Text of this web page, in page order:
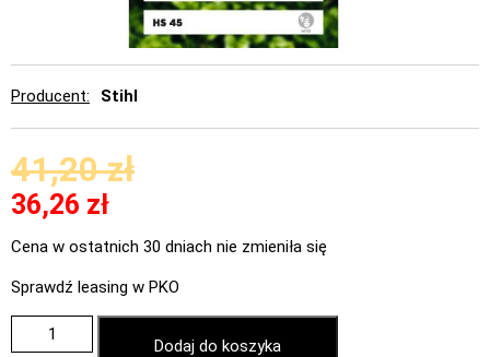
Producent Stihl
41,20zł
36,26 zł
Cena w ostatnich 30 dniach nie zmieniła się
Sprawdź leasing w PKO
Dodaj do koszyka